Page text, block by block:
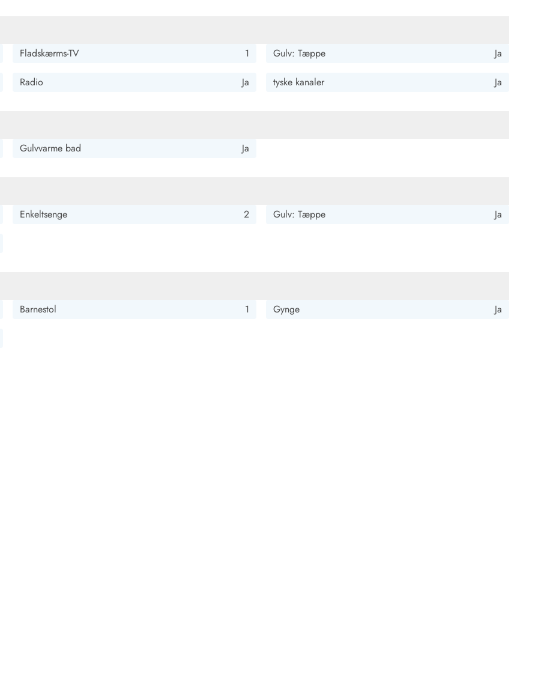
Fladskærms-TV 1 Gulv: Tæppe Ja
Radio Ja tyske kanaler Ja
Gulvvarme bad Ja
Enkeltsenge 2 Gulv: Tæppe Ja
Barnestol 1 Gynge Ja